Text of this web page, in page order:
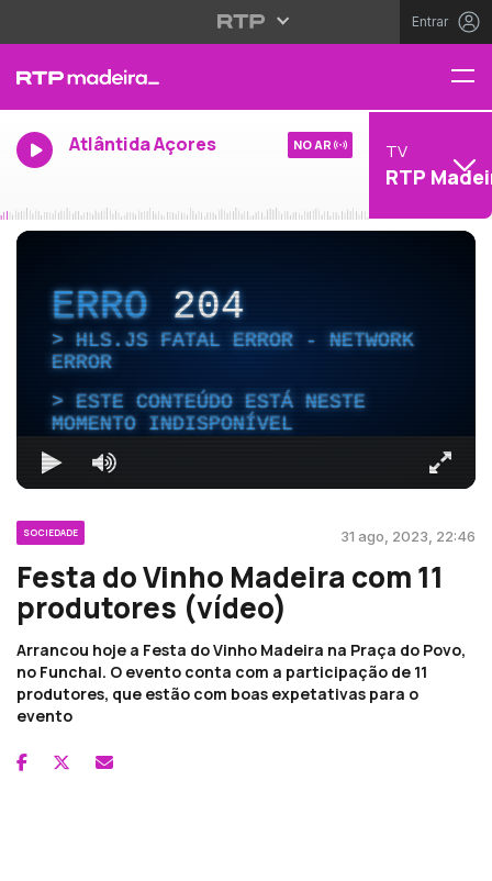
Entrar
Atlântida Açores NO AR TV
RTP
ERRO204
HLS.JS FATAL ERROR - NETWORK
ERROR
ESTE CONTEÚDO ESTÁ NESTE
MOMENTO INDISPONÍVEL
SOCIEDADE 31 ago, 2023, 22:46
Festa do Vinho Madeira com 11
produtores (vídeo)
Arrancou hoje a Festa do Vinho Madeira na Praça do Povo,
no Funchal. O evento conta com a participação de 11
produtores, que estão com boas expetativas para o
evento